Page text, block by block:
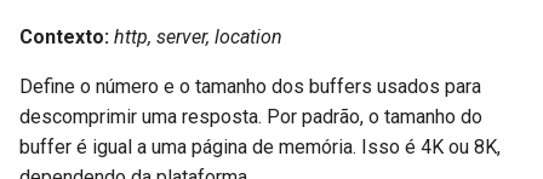
kafka
Contexto: http, server, location
Define o número e o tamanho dos buffers usados para
descomprimir uma resposta. Por padrão, o tamanho do
buffer é igual a uma página de memória. Isso é 4K ou 8K,